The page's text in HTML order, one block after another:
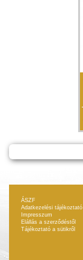
ÁSZF
Adatkezelési tájékoztató
Impresszum
Elállás a szerződéstől
Tájékoztató a sütikről